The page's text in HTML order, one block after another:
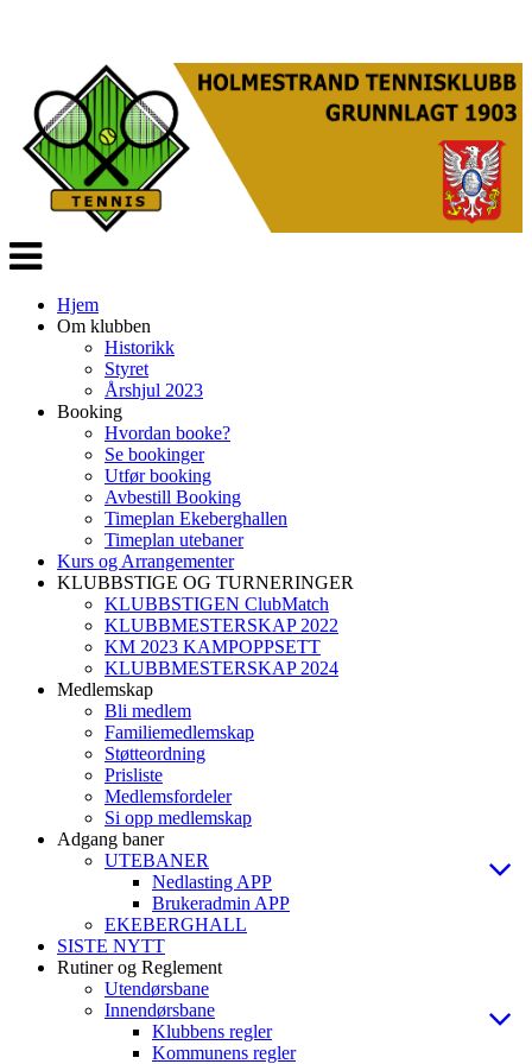
Veksle
navigasjon
Hjem
Om klubben
Historikk
Styret
Årshjul 2023
Booking
Hvordan booke?
Se bookinger
Utfør booking
Avbestill Booking
Timeplan Ekeberghallen
Timeplan utebaner
Kurs og Arrangementer
KLUBBSTIGE OG TURNERINGER
KLUBBSTIGEN ClubMatch
KLUBBMESTERSKAP 2022
KM 2023 KAMPOPPSETT
KLUBBMESTERSKAP 2024
Medlemskap
Bli medlem
Familiemedlemskap
Støtteordning
Prisliste
Medlemsfordeler
Si opp medlemskap
Adgang baner
UTEBANER
Nedlasting APP
Brukeradmin APP
EKEBERGHALL
SISTE NYTT
Rutiner og Reglement
Utendørsbane
Innendørsbane
Klubbens regler
Kommunens regler